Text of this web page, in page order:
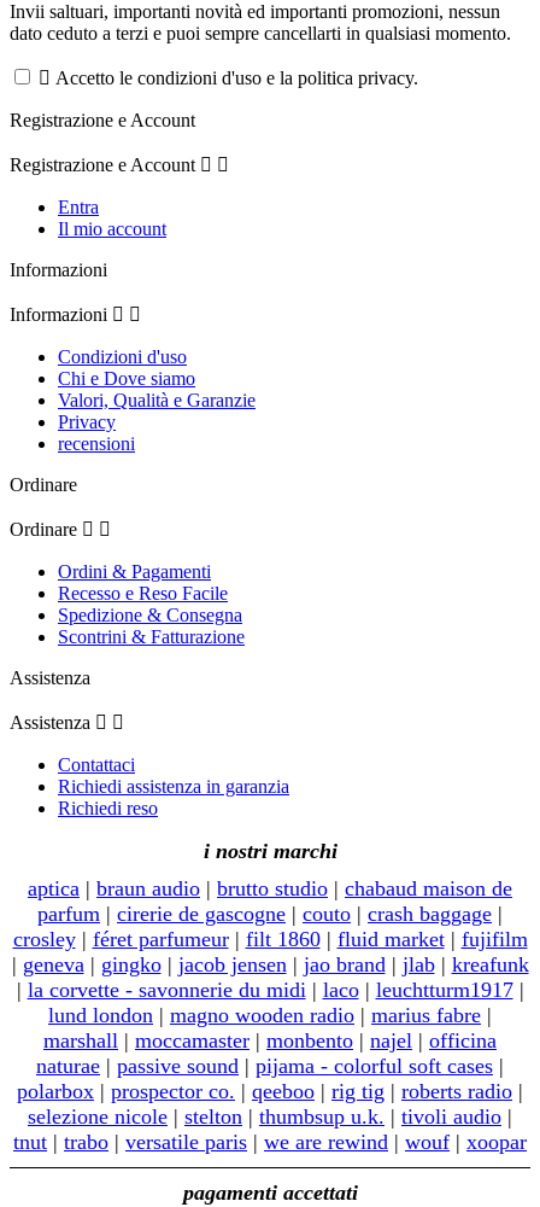
Invii saltuari, importanti novità ed importanti promozioni, nessun
dato ceduto a terzi e puoi sempre cancellarti in qualsiasi momento.
 Accetto le condizioni d'uso e la politica privacy.
Registrazione e Account
Registrazione e Account  
Entra
Il mio account
Informazioni
Informazioni  
Condizioni d'uso
Chi e Dove siamo
Valori, Qualità e Garanzie
Privacy
recensioni
Ordinare
Ordinare  
Ordini & Pagamenti
Recesso e Reso Facile
Spedizione & Consegna
Scontrini & Fatturazione
Assistenza
Assistenza  
Contattaci
Richiedi assistenza in garanzia
Richiedi reso
i nostri marchi
aptica | braun audio | brutto studio | chabaud maison de
parfum | cirerie de gascogne | couto | crash baggage |
crosley| féret parfumeur| filt 1860| fluid market| fujifilm
| geneva| gingko| jacob jensen| jao brand| jlab| kreafunk
| la corvette - savonnerie du midi| laco| leuchtturm1917|
lund london | magno wooden radio | marius fabre |
marshall | moccamaster | monbento | najel | officina
naturae | passive sound | pijama - colorful soft cases |
polarbox | prospector co. | qeeboo | rig tig | roberts radio |
selezione nicole | stelton | thumbsup u.k. | tivoli audio |
tnut | trabo | versatile paris | we are rewind | wouf | xoopar
pagamenti accettati